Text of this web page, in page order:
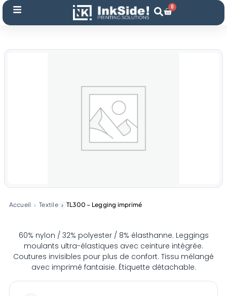
Aller
au
contenu
0
Panier
Accueil Textile TL300 – Legging imprimé
60% nylon / 32% polyester / 8% élasthanne. Leggings
moulants ultra-élastiques avec ceinture intégrée.
Coutures invisibles pour plus de confort. Tissu mélangé
avec imprimé fantaisie. Étiquette détachable.